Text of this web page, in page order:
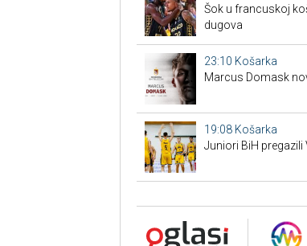
Šok u francuskoj
dugova
23:10 Košarka
Marcus Domask
19:08 Košarka
Juniori BiH pregazili